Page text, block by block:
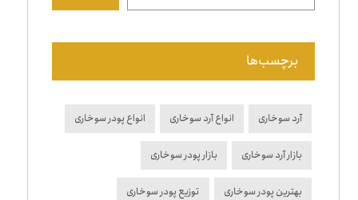
برچسب‌ها
آرد سوخاری انواع آرد سوخاری انواع پودر سوخاری
بازار آرد سوخاری بازار پودر سوخاری
بهترین پودر سوخاری توزیع پودر سوخاری